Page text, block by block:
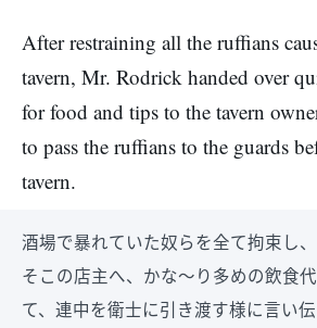
After restraining all the ruffians
tavern, Mr. Rodrick handed over
for food and tips to the tavern
to pass the ruffians to the guards
tavern.
酒場で暴れていた奴らを全て拘束し
そこの店主へ、かな〜り多めの飲食
て、連中を衛士に引き渡す様に言い